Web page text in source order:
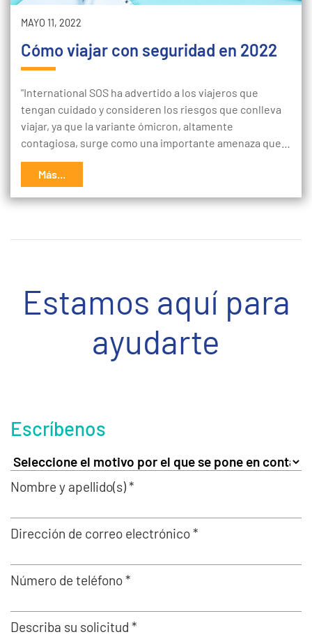
MAYO 11, 2022
Cómo viajar con seguridad en 2022
"International SOS ha advertido a los viajeros que
tengan cuidado y consideren los riesgos que conlleva
viajar, ya que la variante ómicron, altamente
contagiosa, surge como una importante amenaza que…
Más...
Estamos aquí para
ayudarte
Escríbenos
Nombre y apellido(s) *
Dirección de correo electrónico *
Número de teléfono *
Describa su solicitud *